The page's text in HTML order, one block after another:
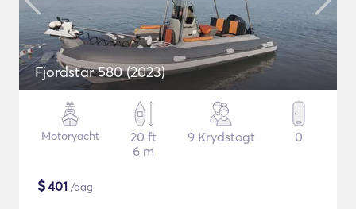
Fjordstar 580 (2023)
Motoryacht
20 ft
6 m
9 Krydstogt 0
$401 /dag